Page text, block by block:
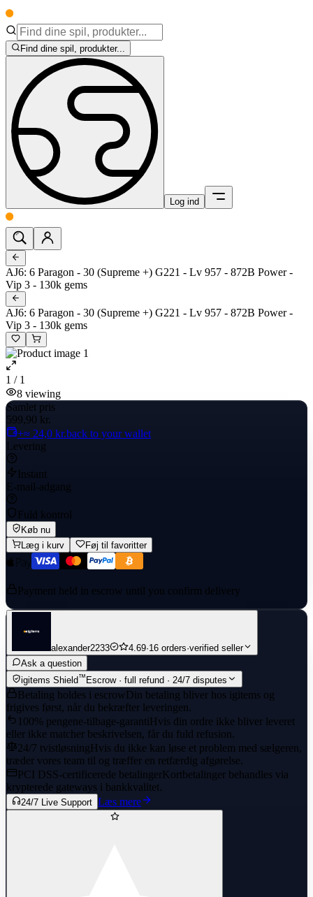
Find dine spil, produkter...
Log ind
AJ6: 6 Paragon - 30 (Supreme +) G221 - Lv 957 - 872B Power -
Vip 3 - 130k gems
AJ6: 6 Paragon - 30 (Supreme +) G221 - Lv 957 - 872B Power -
Vip 3 - 130k gems
1 / 1
8 viewing
Samlet pris
599,90 kr.
+≈ 24,0 kr.back to your wallet
Levering
Instant
E-mail-adgang
Fuld kontrol
Køb nu
Læg i kurv
Føj til favoritter
Payment held in escrow until you confirm delivery
alexander2233 4.69·16 orders·verified seller
Ask a question
igitems Shield™ Escrow · full refund · 24/7 disputes
Betaling holdes i escrowDin betaling bliver hos igitems og
frigives først, når du bekræfter leveringen.
100% pengene-tilbage-garantiHvis din ordre ikke bliver leveret
eller ikke matcher beskrivelsen, får du fuld refusion.
24/7 tvistløsningHvis du ikke kan løse et problem med sælgeren,
træder vores team til og træffer en retfærdig afgørelse.
PCI DSS-certificerede betalingerKortbetalinger behandles via
krypterede gateways i bankkvalitet.
24/7 Live Support Læs mere